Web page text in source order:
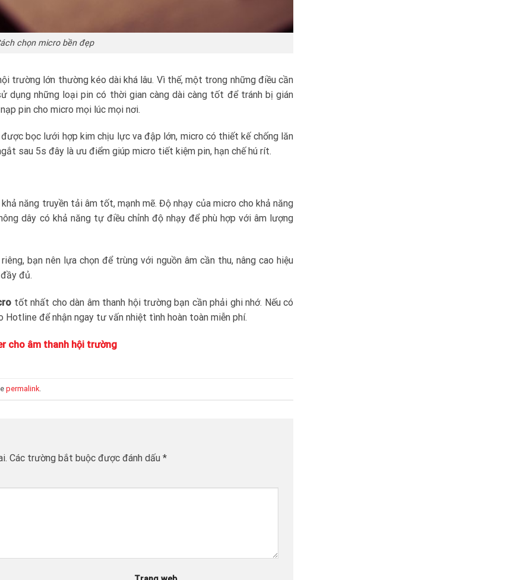
chọn micro bền đẹp
trường lớn thường kéo dài khá lâu. Vì thế, một trong những điều cần
dụng những loại pin có thời gian càng dài càng tốt để tránh bị gián
pin cho micro mọi lúc mọi nơi.
bọc lưới hợp kim chịu lực va đập lớn, micro có thiết kế chống lăn
sau 5s đây là ưu điểm giúp micro tiết kiệm pin, hạn chế hú rít.
năng truyền tải âm tốt, mạnh mẽ. Độ nhạy của micro cho khả năng
dây có khả năng tự điều chỉnh độ nhạy để phù hợp với âm lượng
bạn nên lựa chọn để trùng với nguồn âm cần thu, nâng cao hiệu
đủ.
tốt nhất cho dàn âm thanh hội trường bạn cần phải ghi nhớ. Nếu có
để nhận ngay tư vấn nhiệt tình hoàn toàn miễn phí.
cho âm thanh hội trường
permalink
Các trường bắt buộc được đánh dấu *